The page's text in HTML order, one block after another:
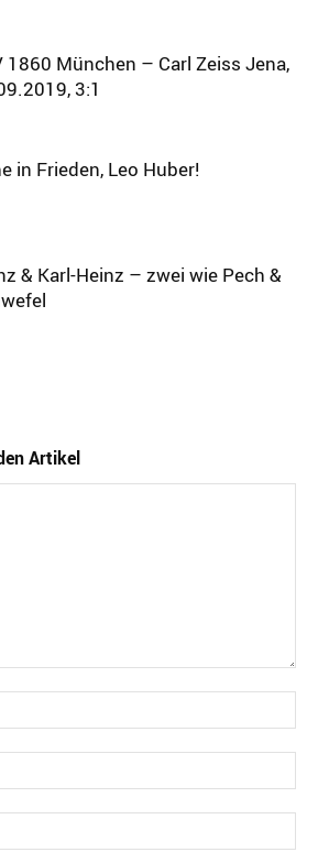
1860 München – Carl Zeiss Jena,
3:1
in Frieden, Leo Huber!
& Karl-Heinz – zwei wie Pech &
Artikel